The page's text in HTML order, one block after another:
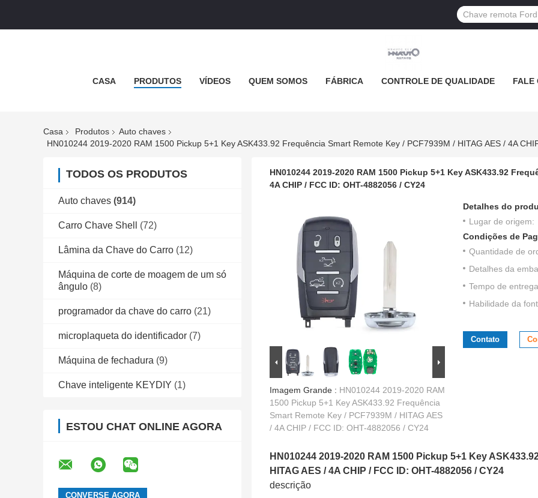
CASA PRODUTOS VÍDEOS QUEM SOMOS FÁBRICA CONTROLE DE QUALIDADE FALE
Casa Produtos Auto chaves
TODOS OS PRODUTOS
Auto chaves (914)
Carro Chave Shell (72)
Lâmina da Chave do Carro (12)
Máquina de corte de moagem de um só
ângulo (8)
programador da chave do carro (21)
microplaqueta do identificador (7)
Máquina de fechadura (9)
Chave inteligente KEYDIY (1)
ESTOU CHAT ONLINE AGORA
HN010244 2019-2020 RAM 1500 Pickup 5+1 Key ASK433.92
4A CHIP / FCC ID: OHT-4882056 / CY24
Imagem Grande : HN010244 2019-2020 RAM
1500 Pickup 5+1 Key ASK433.92 Frequência
Smart Remote Key / PCF7939M / HITAG AES
/ 4A CHIP / FCC ID: OHT-4882056 / CY24
Detalhes do
Lugar de origem:
Condições de
Quantidade de
Detalhes da
Tempo de
Habilidade da
Contato
HN010244 2019-2020 RAM 1500 Pickup 5+1 Key
HITAG AES / 4A CHIP / FCC ID: OHT-4882056 / CY24
descrição